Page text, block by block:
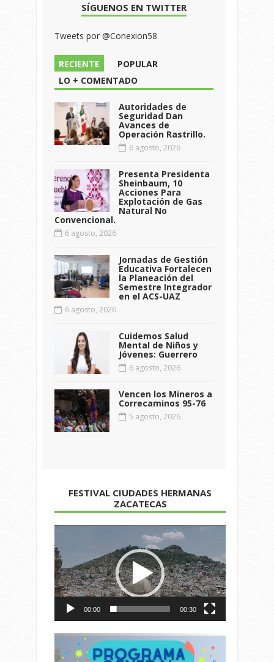
SÍGUENOS EN TWITTER
Tweets por @Conexion58
RECIENTE
POPULAR
LO + COMENTADO
Autoridades de
Seguridad Dan
Avances de
Operación Rastrillo.
6 agosto, 2026
Presenta Presidenta
Sheinbaum, 10
Acciones Para
Explotación de Gas
Natural No
Convencional.
6 agosto, 2026
Jornadas de Gestión
Educativa Fortalecen
la Planeación del
Semestre Integrador
en el ACS-UAZ
6 agosto, 2026
Cuidemos Salud
Mental de Niños y
Jóvenes: Guerrero
6 agosto, 2026
Vencen los Mineros a
Correcaminos 95-76
5 agosto, 2026
FESTIVAL CIUDADES HERMANAS
ZACATECAS
de
vídeo
00:00 00:30